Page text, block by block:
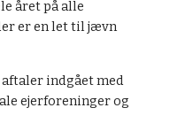
året på alle
er en let til jævn
indgået med
ejerforeninger og